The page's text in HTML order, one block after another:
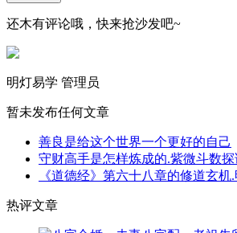
还木有评论哦，快来抢沙发吧~
明灯易学 管理员
暂未发布任何文章
善良是给这个世界一个更好的自己
守财高手是怎样炼成的.紫微斗数
《道德经》第六十八章的修道玄机
热评文章